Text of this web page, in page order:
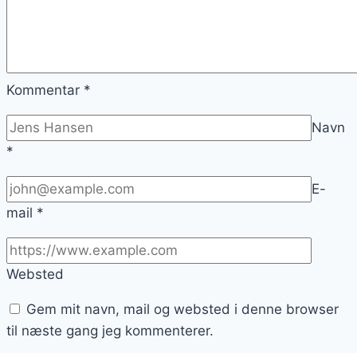
Kommentar *
Navn
*
E-
mail *
Websted
Gem mit navn, mail og websted i denne browser
til næste gang jeg kommenterer.